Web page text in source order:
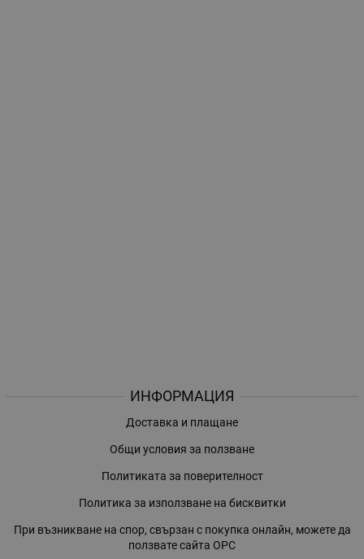
ИНФОРМАЦИЯ
Доставка и плащане
Общи условия за ползване
Политиката за поверителност
Политика за използване на бисквитки
При възникване на спор, свързан с покупка онлайн, можете да
ползвате сайта ОРС